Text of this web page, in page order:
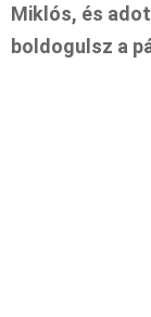
Miklós, és
boldogulsz a